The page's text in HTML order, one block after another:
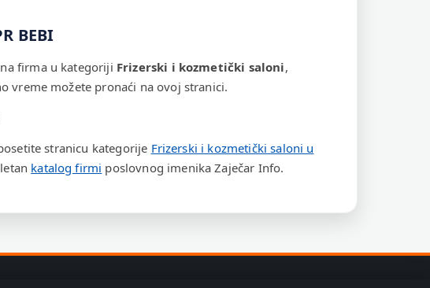
BEBI
firma u kategoriji Frizerski i kozmetički saloni,
vreme možete pronaći na ovoj stranici.
stranicu kategorije Frizerski i kozmetički saloni u
katalog firmi poslovnog imenika Zaječar Info.